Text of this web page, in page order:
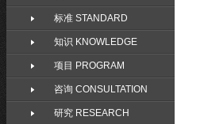
标准 STANDARD
知识 KNOWLEDGE
项目 PROGRAM
咨询 CONSULTATION
研究 RESEARCH